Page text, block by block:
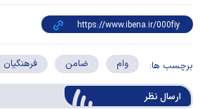
برچسب ها: وام ضامن فرهنگیان
ارسال‌ نظر